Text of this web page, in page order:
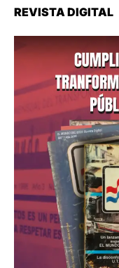
REVISTA DIGITAL